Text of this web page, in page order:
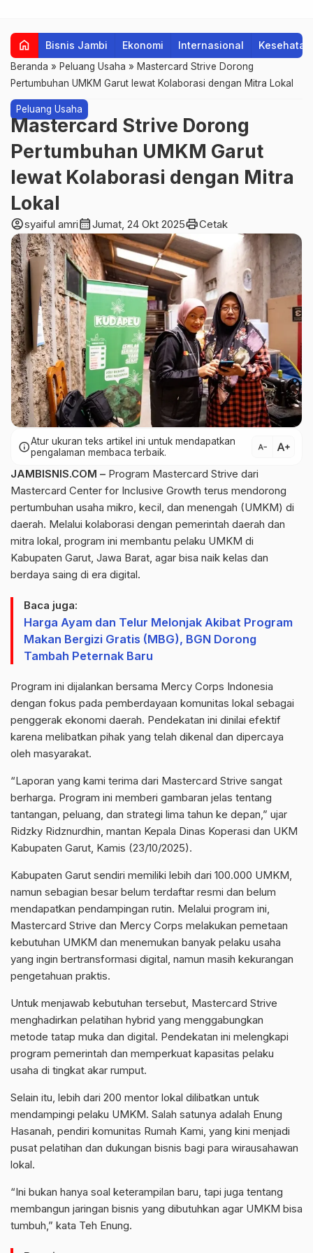
home Bisnis Jambi Ekonomi Internasional Kesehatan
Beranda » Peluang Usaha » Mastercard Strive Dorong
Pertumbuhan UMKM Garut lewat Kolaborasi dengan Mitra Lokal
Peluang Usaha
Mastercard Strive Dorong
Pertumbuhan UMKM Garut
lewat Kolaborasi dengan Mitra
Lokal
account_circlesyaiful amricalendar_monthJumat, 24 Okt 2025printCetak
infoAtur ukuran teks artikel ini untuk mendapatkan
pengalaman membaca terbaik.
text_decrease text_increase
JAMBISNIS.COM – Program Mastercard Strive dari
Mastercard Center for Inclusive Growth terus mendorong
pertumbuhan usaha mikro, kecil, dan menengah (UMKM) di
daerah. Melalui kolaborasi dengan pemerintah daerah dan
mitra lokal, program ini membantu pelaku UMKM di
Kabupaten Garut, Jawa Barat, agar bisa naik kelas dan
berdaya saing di era digital.
Baca juga:
Harga Ayam dan Telur Melonjak Akibat Program
Makan Bergizi Gratis (MBG), BGN Dorong
Tambah Peternak Baru
Program ini dijalankan bersama Mercy Corps Indonesia
dengan fokus pada pemberdayaan komunitas lokal sebagai
penggerak ekonomi daerah. Pendekatan ini dinilai efektif
karena melibatkan pihak yang telah dikenal dan dipercaya
oleh masyarakat.
“Laporan yang kami terima dari Mastercard Strive sangat
berharga. Program ini memberi gambaran jelas tentang
tantangan, peluang, dan strategi lima tahun ke depan,” ujar
Ridzky Ridznurdhin, mantan Kepala Dinas Koperasi dan UKM
Kabupaten Garut, Kamis (23/10/2025).
Kabupaten Garut sendiri memiliki lebih dari 100.000 UMKM,
namun sebagian besar belum terdaftar resmi dan belum
mendapatkan pendampingan rutin. Melalui program ini,
Mastercard Strive dan Mercy Corps melakukan pemetaan
kebutuhan UMKM dan menemukan banyak pelaku usaha
yang ingin bertransformasi digital, namun masih kekurangan
pengetahuan praktis.
Untuk menjawab kebutuhan tersebut, Mastercard Strive
menghadirkan pelatihan hybrid yang menggabungkan
metode tatap muka dan digital. Pendekatan ini melengkapi
program pemerintah dan memperkuat kapasitas pelaku
usaha di tingkat akar rumput.
Selain itu, lebih dari 200 mentor lokal dilibatkan untuk
mendampingi pelaku UMKM. Salah satunya adalah Enung
Hasanah, pendiri komunitas Rumah Kami, yang kini menjadi
pusat pelatihan dan dukungan bisnis bagi para wirausahawan
lokal.
“Ini bukan hanya soal keterampilan baru, tapi juga tentang
membangun jaringan bisnis yang dibutuhkan agar UMKM bisa
tumbuh,” kata Teh Enung.